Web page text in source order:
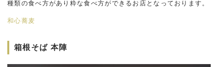
種類の食べ方があり粋な食べ方ができるお店となっております。
和心蕎麦
箱根そば 本陣